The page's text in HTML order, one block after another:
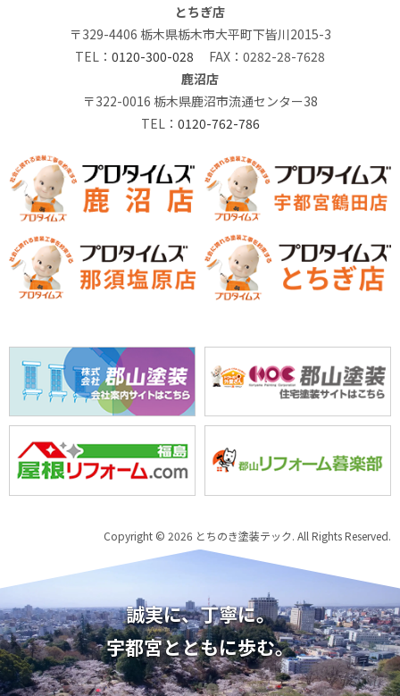
とちぎ店
〒329-4406 栃木県栃木市大平町下皆川2015-3
TEL： 0120-300-028 FAX：0282-28-7628
鹿沼店
〒322-0016 栃木県鹿沼市流通センター38
TEL： 0120-762-786
Copyright © 2026 とちのき塗装テック. All Rights Reserved.
誠実に、丁寧に。
宇都宮とともに歩む。